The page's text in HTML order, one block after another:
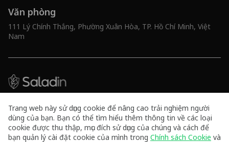
Văn phòng
111 Lý Chính Thắng, Phường Xuân Hòa, TP. Hồ Chí Minh, Việt
Nam
Công ty TNHH Tư vấn và Công nghệ 10x
Mã số doanh nghiệp 0316591461
Kết nối với chúng tôi
Hotline
Trang web này sử dụng cookie để nâng cao trải nghiệm người
dùng của bạn. Bạn có thể tìm hiểu thêm thông tin về các loại
cookie được thu thập, mục đích sử dụng của chúng và cách để
bạn quản lý cài đặt cookie của mình trong Chính sách Cookie và